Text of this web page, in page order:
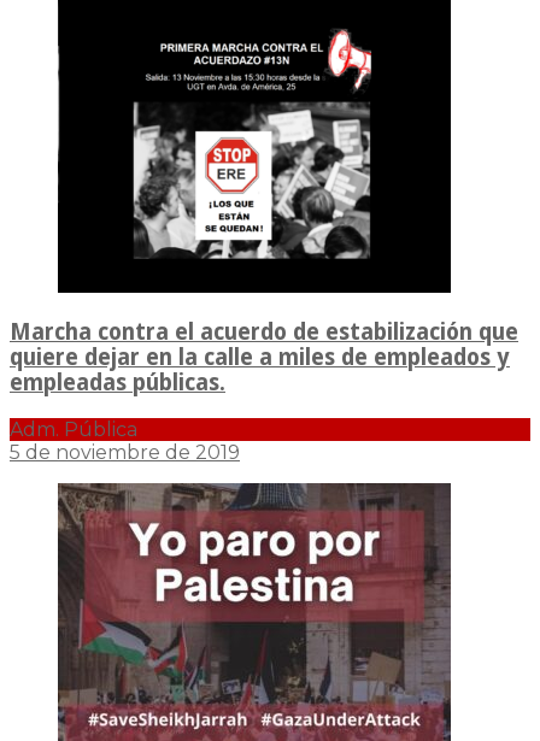
Marcha contra el acuerdo de estabilización que
quiere dejar en la calle a miles de empleados y
empleadas públicas.
Adm. Pública
5 de noviembre de 2019